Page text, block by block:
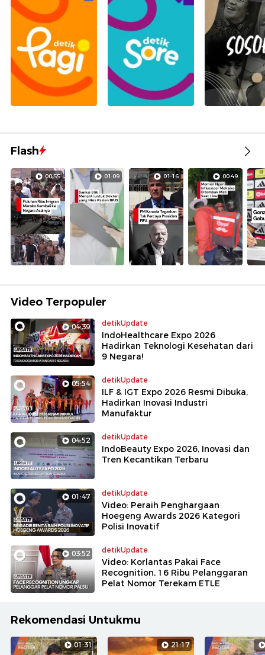
Flash
00:55 01:09 01:16 00:49
Video Terpopuler
04:39 detikUpdate
IndoHealthcare Expo 2026
Hadirkan Teknologi Kesehatan dari
9 Negara!
05:54 detikUpdate
ILF & IGT Expo 2026 Resmi Dibuka,
Hadirkan Inovasi Industri
Manufaktur
04:52 detikUpdate
IndoBeauty Expo 2026, Inovasi dan
Tren Kecantikan Terbaru
01:47 detikUpdate
Video: Peraih Penghargaan
Hoegeng Awards 2026 Kategori
Polisi Inovatif
03:52 detikUpdate
Video: Korlantas Pakai Face
Recognition, 16 Ribu Pelanggaran
Pelat Nomor Terekam ETLE
Rekomendasi Untukmu
01:31 21:17